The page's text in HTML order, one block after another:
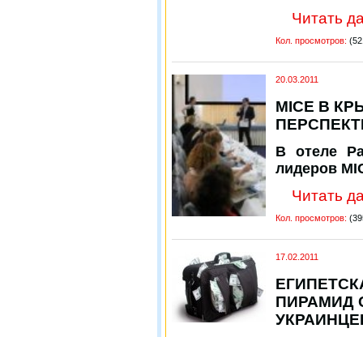
Читать
Кол. просмотров:
20.03.2011
MIСE В
В отеле
лидеров
Читать
Кол. просмотров:
17.02.2011
ПИРАМИД